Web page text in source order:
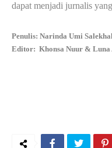
dapat menjadi jurnalis
Penulis: Narinda Umi
Editor: Khonsa Nuur & Luna